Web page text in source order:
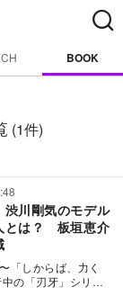
BOOK
(1件)
渋川剛気のモデル
とは？ 板垣恵介
「しからば、力く
の「刃牙」シリー